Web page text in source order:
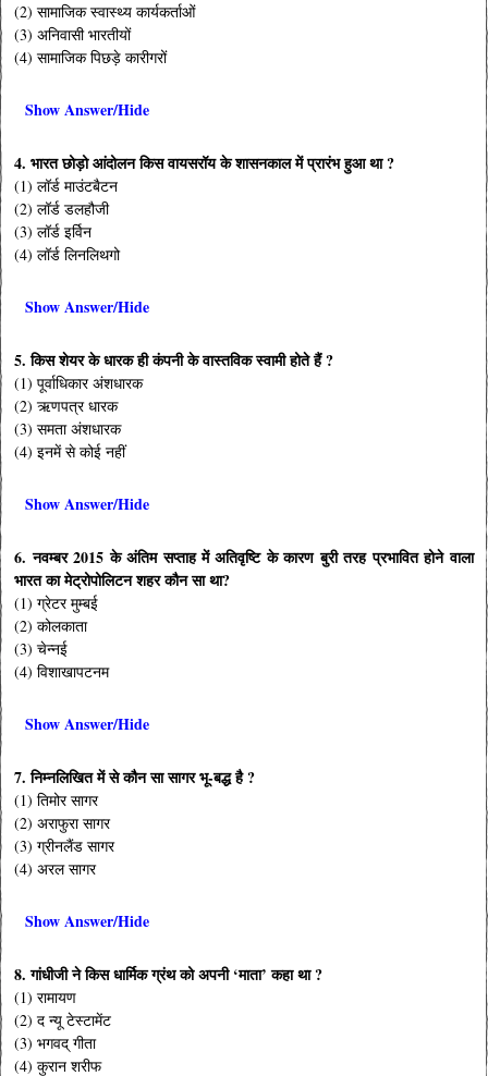
(2) सामाजिक स्वास्थ्य कार्यकर्ताओं
(3) अनिवासी भारतीयों
(4) सामाजिक पिछड़े कारीगरों
Show Answer/Hide
4. भारत छोड़ो आंदोलन किस वायसरॉय के शासनकाल में प्रारंभ हुआ था ?
(1) लॉर्ड माउंटबैटन
(2) लॉर्ड डलहौजी
(3) लॉर्ड इर्विन
(4) लॉर्ड लिनलिथगो
Show Answer/Hide
5. किस शेयर के धारक ही कंपनी के वास्तविक स्वामी होते हैं ?
(1) पूर्वाधिकार अंशधारक
(2) ऋणपत्र धारक
(3) समता अंशधारक
(4) इनमें से कोई नहीं
Show Answer/Hide
6. नवम्बर 2015 के अंतिम सप्ताह में अतिवृष्टि के कारण बुरी तरह प्रभावित होने वाला
भारत का मेट्रोपोलिटन शहर कौन सा था?
(1) ग्रेटर मुम्बई
(2) कोलकाता
(3) चेन्नई
(4) विशाखापटनम
Show Answer/Hide
7. निम्नलिखित में से कौन सा सागर भू-बद्ध है ?
(1) तिमोर सागर
(2) अराफुरा सागर
(3) ग्रीनलैंड सागर
(4) अरल सागर
Show Answer/Hide
8. गांधीजी ने किस धार्मिक ग्रंथ को अपनी ‘माता’ कहा था ?
(1) रामायण
(2) द न्यू टेस्टामेंट
(3) भगवद् गीता
(4) कुरान शरीफ